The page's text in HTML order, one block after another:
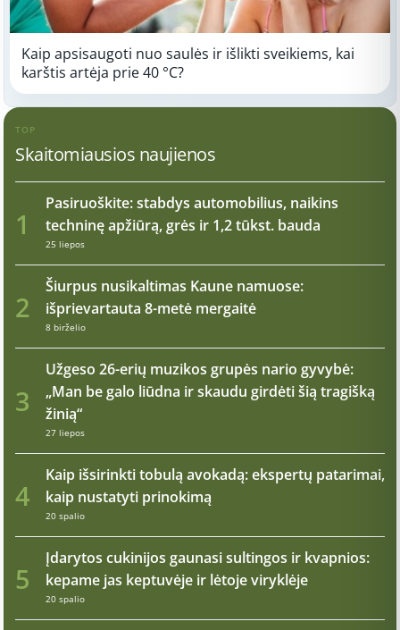
Kaip apsisaugoti nuo saulės ir išlikti sveikiems, kai
karštis artėja prie 40 °C?
TOP
Skaitomiausios naujienos
1
Pasiruoškite: stabdys automobilius, naikins
techninę apžiūrą, grės ir 1,2 tūkst. bauda
25 liepos
2
Šiurpus nusikaltimas Kaune namuose:
išprievartauta 8-metė mergaitė
8 birželio
3
Užgeso 26-erių muzikos grupės nario gyvybė:
„Man be galo liūdna ir skaudu girdėti šią tragišką
žinią“
27 liepos
4
Kaip išsirinkti tobulą avokadą: ekspertų patarimai,
kaip nustatyti prinokimą
20 spalio
5
Įdarytos cukinijos gaunasi sultingos ir kvapnios:
kepame jas keptuvėje ir lėtoje viryklėje
20 spalio